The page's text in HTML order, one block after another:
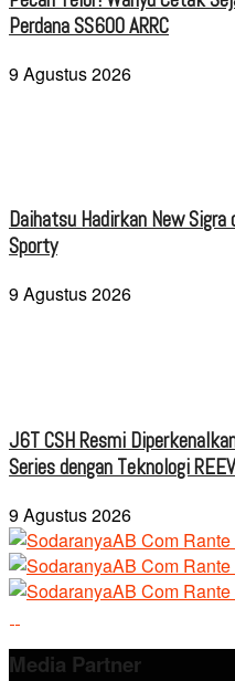
Perdana SS600 ARRC
9 Agustus 2026
Daihatsu Hadirkan New Sigra
Sporty
9 Agustus 2026
J6T CSH Resmi
Series dengan Teknologi REEV
9 Agustus 2026
Media Partner